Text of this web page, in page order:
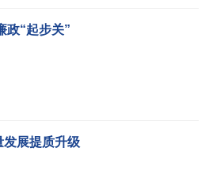
政“起步关”
发展提质升级